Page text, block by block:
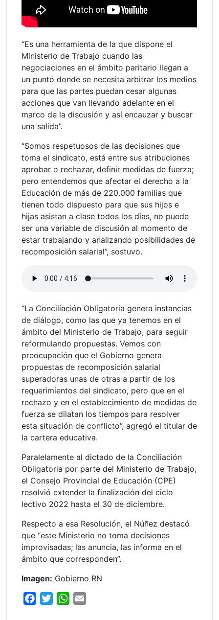
“Es una herramienta de la que dispone el
Ministerio de Trabajo cuando las
negociaciones en el ámbito paritario llegan a
un punto donde se necesita arbitrar los medios
para que las partes puedan cesar algunas
acciones que van llevando adelante en el
marco de la discusión y así encauzar y buscar
una salida”.
“Somos respetuosos de las decisiones que
toma el sindicato, está entre sus atribuciones
aprobar o rechazar, definir medidas de fuerza;
pero entendemos que afectar el derecho a la
Educación de más de 220.000 familias que
tienen todo dispuesto para que sus hijos e
hijas asistan a clase todos los días, no puede
ser una variable de discusión al momento de
estar trabajando y analizando posibilidades de
recomposición salarial”, sostuvo.
“La Conciliación Obligatoria genera instancias
de diálogo, como las que ya tenemos en el
ámbito del Ministerio de Trabajo, para seguir
reformulando propuestas. Vemos con
preocupación que el Gobierno genera
propuestas de recomposición salarial
superadoras unas de otras a partir de los
requerimientos del sindicato, pero que en el
rechazo y en el establecimiento de medidas de
fuerza se dilatan los tiempos para resolver
esta situación de conflicto”, agregó el titular de
la cartera educativa.
Paralelamente al dictado de la Conciliación
Obligatoria por parte del Ministerio de Trabajo,
el Consejo Provincial de Educación (CPE)
resolvió extender la finalización del ciclo
lectivo 2022 hasta el 30 de diciembre.
Respecto a esa Resolución, el Núñez destacó
que “este Ministerio no toma decisiones
improvisadas; las anuncia, las informa en el
ámbito que corresponden”.
Imagen: Gobierno RN
W